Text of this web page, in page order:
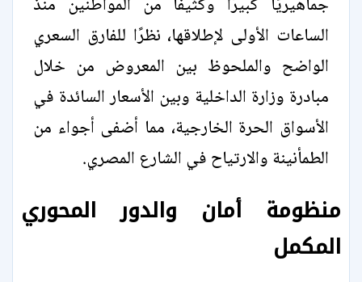
جماهيريًا كبيرًا وكثيفًا من المواطنين منذ
الساعات الأولى لإطلاقها، نظرًا للفارق السعري
الواضح والملحوظ بين المعروض من خلال
مبادرة وزارة الداخلية وبين الأسعار السائدة في
الأسواق الحرة الخارجية، مما أضفى أجواء من
الطمأنينة والارتياح في الشارع المصري.
منظومة أمان والدور المحوري
المكمل